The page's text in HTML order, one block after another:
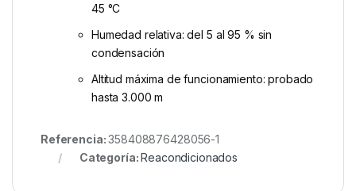
45 °C
Humedad relativa: del 5 al 95 % sin
condensación
Altitud máxima de funcionamiento: probado
hasta 3.000 m
Referencia:358408876428056-1
Categoría:Reacondicionados